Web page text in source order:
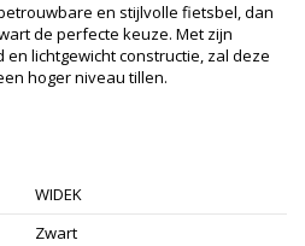
en stijlvolle fietsbel, dan
de perfecte keuze. Met zijn
lichtgewicht constructie, zal deze
hoger niveau tillen.
WIDEK
Zwart